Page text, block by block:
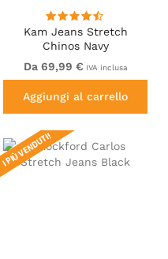
Kam Jeans Stretch
Chinos Navy
Da 69,99 € IVA inclusa
Aggiungi al carrello
I PIÙ VENDUTI!